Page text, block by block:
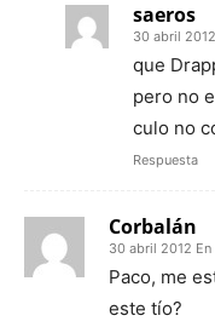
saeros
30 abril
que
pero no
culo no
Respuesta
Corbalán
30 abril 2012
Paco, me
este tío?